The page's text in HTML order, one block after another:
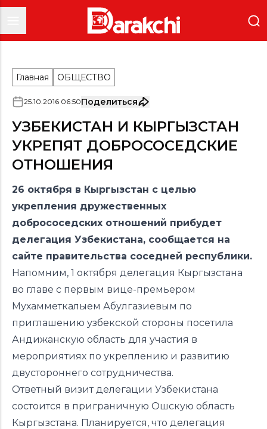
Главная ОБЩЕСТВО
25.10.2016 06:50Поделиться
УЗБЕКИСТАН И КЫРГЫЗСТАН
УКРЕПЯТ ДОБРОСОСЕДСКИЕ
ОТНОШЕНИЯ
26 октября в Кыргызстан с целью
укрепления дружественных
добрососедских отношений прибудет
делегация Узбекистана, сообщается на
сайте правительства соседней республики.
Напомним, 1 октября делегация Кыргызстана
во главе с первым вице-премьером
Мухамметкалыем Абулгазиевым по
приглашению узбекской стороны посетила
Андижанскую область для участия в
мероприятиях по укреплению и развитию
двустороннего сотрудничества.
Ответный визит делегации Узбекистана
состоится в приграничную Ошскую область
Кыргызстана. Планируется, что делегация